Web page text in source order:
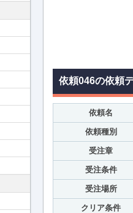
依頼046の依頼
依頼名
依頼種別
受注章
受注条件
受注場所
クリア条件